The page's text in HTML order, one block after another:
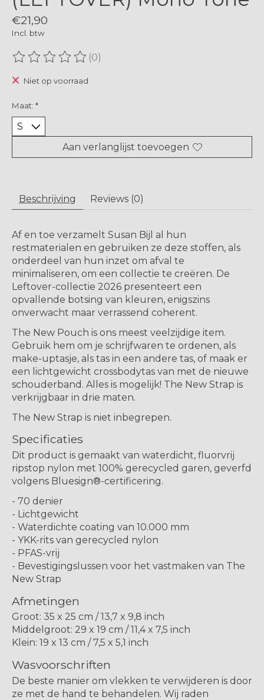
€21,90
Incl. btw
De beoordeling van dit product is
(0)
Niet op voorraad
Maat: *
Aan verlanglijst toevoegen
Beschrijving Reviews (0)
Af en toe verzamelt Susan Bijl al hun
restmaterialen en gebruiken ze deze stoffen, als
onderdeel van hun inzet om afval te
minimaliseren, om een ​​collectie te creëren. De
Leftover-collectie 2026 presenteert een
opvallende botsing van kleuren, enigszins
onverwacht maar verrassend coherent.
The New Pouch is ons meest veelzijdige item.
Gebruik hem om je schrijfwaren te ordenen, als
make-uptasje, als tas in een andere tas, of maak er
een lichtgewicht crossbodytas van met de nieuwe
schouderband. Alles is mogelijk! The New Strap is
verkrijgbaar in drie maten.
The New Strap is niet inbegrepen.
Specificaties
Dit product is gemaakt van waterdicht, fluorvrij
ripstop nylon met 100% gerecycled garen, geverfd
volgens Bluesign®-certificering.
- 70 denier
- Lichtgewicht
- Waterdichte coating van 10.000 mm
- YKK-rits van gerecycled nylon
- PFAS-vrij
- Bevestigingslussen voor het vastmaken van The
New Strap
Afmetingen
Groot: 35 x 25 cm / 13,7 x 9,8 inch
Middelgroot: 29 x 19 cm / 11,4 x 7,5 inch
Klein: 19 x 13 cm / 7,5 x 5,1 inch
Wasvoorschriften
De beste manier om vlekken te verwijderen is door
ze met de hand te behandelen. Wij raden